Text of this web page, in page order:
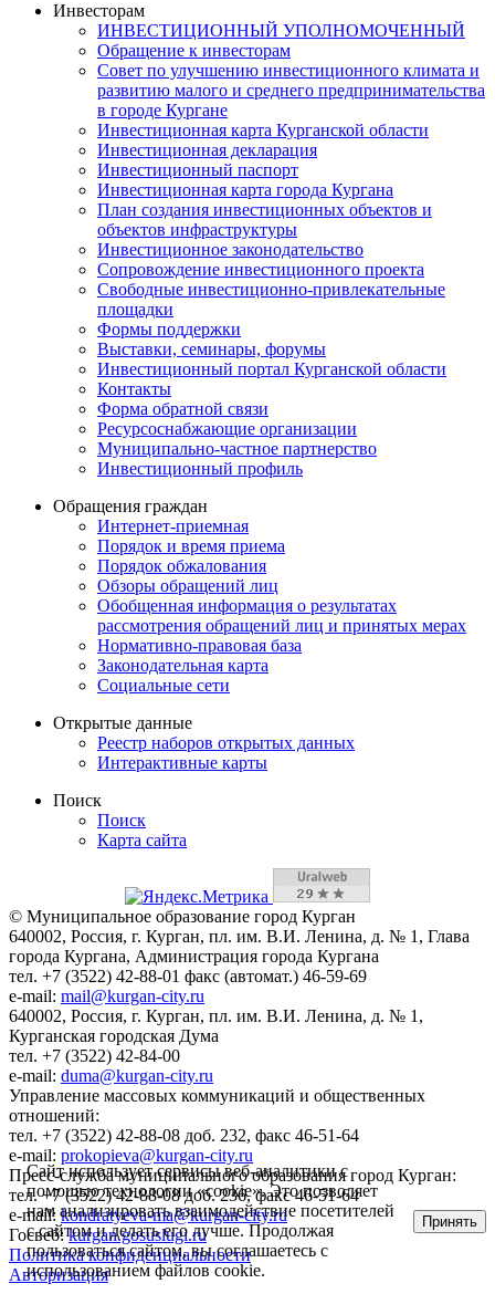
Инвесторам
ИНВЕСТИЦИОННЫЙ УПОЛНОМОЧЕННЫЙ
Обращение к инвесторам
Совет по улучшению инвестиционного климата и
развитию малого и среднего предпринимательства
в городе Кургане
Инвестиционная карта Курганской области
Инвестиционная декларация
Инвестиционный паспорт
Инвестиционная карта города Кургана
План создания инвестиционных объектов и
объектов инфраструктуры
Инвестиционное законодательство
Сопровождение инвестиционного проекта
Свободные инвестиционно-привлекательные
площадки
Формы поддержки
Выставки, семинары, форумы
Инвестиционный портал Курганской области
Контакты
Форма обратной связи
Ресурсоснабжающие организации
Муниципально-частное партнерство
Инвестиционный профиль
Обращения граждан
Интернет-приемная
Порядок и время приема
Порядок обжалования
Обзоры обращений лиц
Обобщенная информация о результатах
рассмотрения обращений лиц и принятых мерах
Нормативно-правовая база
Законодательная карта
Социальные сети
Открытые данные
Реестр наборов открытых данных
Интерактивные карты
Поиск
Поиск
Карта сайта
© Муниципальное образование город Курган
640002, Россия, г. Курган, пл. им. В.И. Ленина, д. № 1, Глава
города Кургана, Администрация города Кургана
тел. +7 (3522) 42-88-01 факс (автомат.) 46-59-69
e-mail: mail@kurgan-city.ru
640002, Россия, г. Курган, пл. им. В.И. Ленина, д. № 1,
Курганская городская Дума
тел. +7 (3522) 42-84-00
e-mail: duma@kurgan-city.ru
Управление массовых коммуникаций и общественных
отношений:
тел. +7 (3522) 42-88-08 доб. 232, факс 46-51-64
e-mail: prokopieva@kurgan-city.ru
Пресс-служба муниципального образования город Курган:
тел. +7 (3522) 42-88-08 доб. 236, факс 46-51-64
e-mail:kondratyeva-ma@kurgan-city.ru
Госвеб:kurgan.gosuslugi.ru
Политика конфиденциальности
Авторизация
Сайт использует сервисы веб-аналитики с
помощью технологии «cookie». Это позволяет
нам анализировать взаимодействие посетителей
с сайтом и делать его лучше. Продолжая
пользоваться сайтом, вы соглашаетесь с
использованием файлов cookie.
Принять